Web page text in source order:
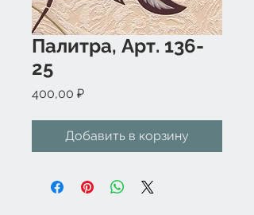
Палитра, Арт. 136-
25
400,00 ₽Цена
Добавить в корзину